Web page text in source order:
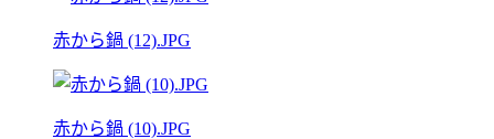
赤から鍋 (12).JPG
赤から鍋 (10).JPG